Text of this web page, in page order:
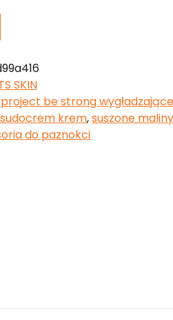
SKIN
be strong
sudocrem krem,suszone
do paznokci